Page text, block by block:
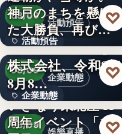
活動預告
08/09
活動預告
300人
神戸のまちを懸け
た大勝負、再び！
…
♡
企業動態
08/09
企業動態
文字
Internnect Group
株式会社、令和8年
8月8…
♡
08/09
いぎなり東北産 11
周年イベント「11♡